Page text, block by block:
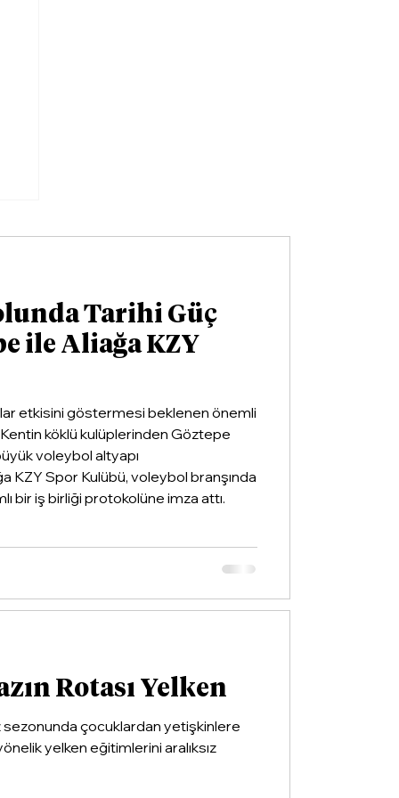
Tarihi Güç
ile Aliağa KZY
etkisini göstermesi beklenen önemli
köklü kulüplerinden Göztepe
voleybol altyapı
KZY Spor Kulübü, voleybol branşında
bir iş birliği protokolüne imza attı.
Rotası Yelken
sezonunda çocuklardan yetişkinlere
yelken eğitimlerini aralıksız